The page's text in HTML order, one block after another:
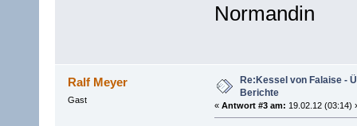
Normandin
Ralf Meyer
Gast
Re:Kessel von Falaise -
Berichte
« Antwort #3 am: 19.02.12 (03:14)